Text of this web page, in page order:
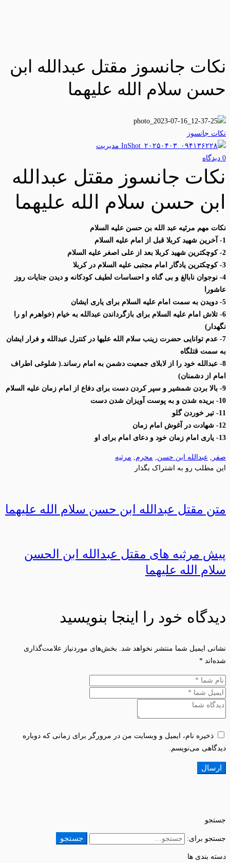
نکات جانسوز مقتل عبدالله ابن
حسن سلام الله علیهما
نکات جانسوز
مدیریت
0 دیدگاه‌
نکات جانسوز مقتل عبدالله
ابن حسن سلام الله علیهما
نکات مهم مرثیه عبد الله بن حسن علیه السلام
1- آخرین شهید کربلا قبل از امام علیه السلام
2- کوچکترین شهید کربلا بعد از علی اصغر علیه السلام
3- کوچکترین یادگار امام مجتبی علیه السلام در کربلا
4- نوجوان نابالغ و بی گناه و احساسات لطیف کودکانه و دیدن جنایات روز
عاشورا
5- دویدن به سمت امام علیه السلام برای یاری ایشان
6- تلاش امام علیه السلام برای بازگرداندن عبدالله به خیام (خواهرم او را
نگهدار)
7- عدم توانایی حضرت زینب سلام الله علیها در کنترل عبدالله و فرار ایشان
به سمت قتلگاه
8- عبدالله خود را از لابلای جمعیت دشمن به امام رساند.( شلوغی اطراف
امام از دشمنان)
9- بالا بردن شمشیر و سپر کردن دست برای دفاع از امام زمان علیه السلام
10- بریده شدن و به پوست آویزان شدن دست
11- تیر خوردن گلو
12- شهادت در آغوش امام زمان
13- یاری امام زمان خود و دعای امام برای او
صفر , عبدالله ابن حسن, محرم, مرثیه
این مطلب رو به اشتراک بگذار
متن مقتل عبدالله ابن حسن سلام الله علیهما
پیش مرثیه های مقتل عبدالله ابن الحسن
سلام الله علیهما
دیدگاه خود را اینجا بنویسید
نشانی ایمیل شما منتشر نخواهد شد.
بخش‌های موردنیاز علامت‌گذاری
شده‌اند *
ذخیره نام، ایمیل و وبسایت من در مرورگر برای زمانی که دوباره
دیدگاهی می‌نویسم.
جستجو
جستجو برای: جستجو
دسته بندی ها